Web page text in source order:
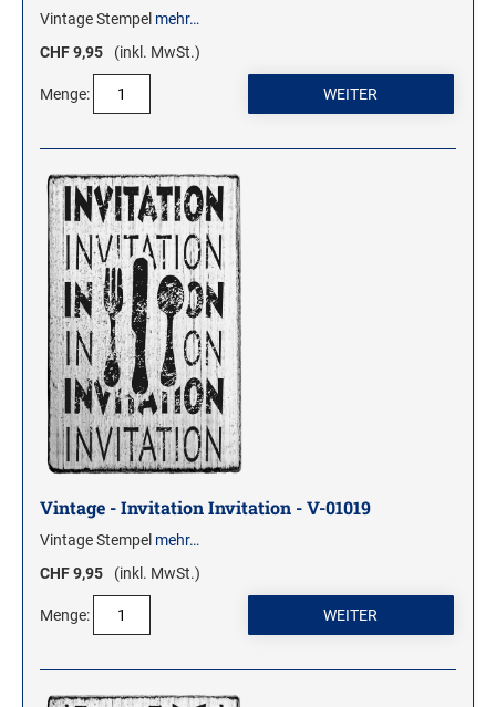
Vintage Stempel mehr…
CHF 9,95
(inkl. MwSt.)
Menge:
Vintage - Invitation Invitation - V-01019
Vintage Stempel mehr…
CHF 9,95
(inkl. MwSt.)
Menge: